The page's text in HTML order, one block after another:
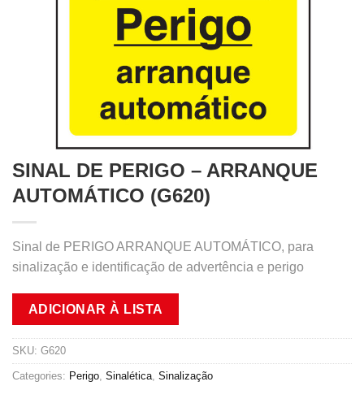
SINAL DE PERIGO – ARRANQUE
AUTOMÁTICO (G620)
Sinal de PERIGO ARRANQUE AUTOMÁTICO, para
sinalização e identificação de advertência e perigo
ADICIONAR À LISTA
SKU: G620
Categories: Perigo Sinalética Sinalização